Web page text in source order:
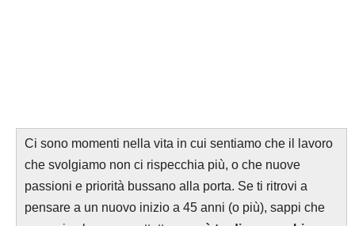
Ci sono momenti nella vita in cui sentiamo che il lavoro
che svolgiamo non ci rispecchia più, o che nuove
passioni e priorità bussano alla porta. Se ti ritrovi a
pensare a un nuovo inizio a 45 anni (o più), sappi che